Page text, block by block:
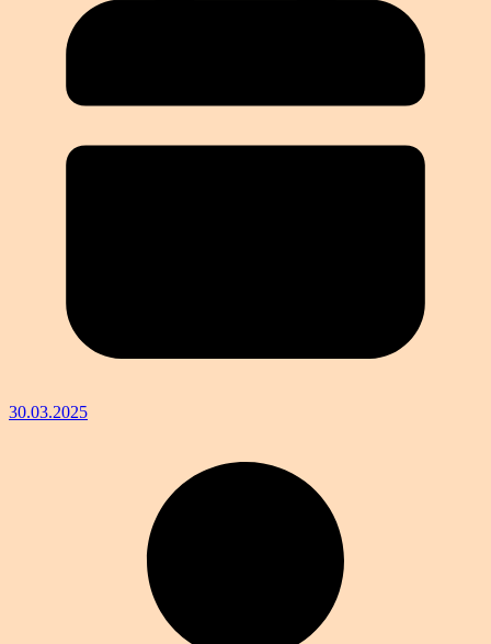
30.03.2025